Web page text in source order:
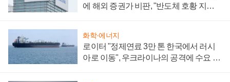
에 해외 증권가 비판, "반도체 호황 지속
화학·에너지
로이터 "정제연료 3만 톤 한국에서 러시
아로 이동", 우크라이나의 공격에 수요 늘